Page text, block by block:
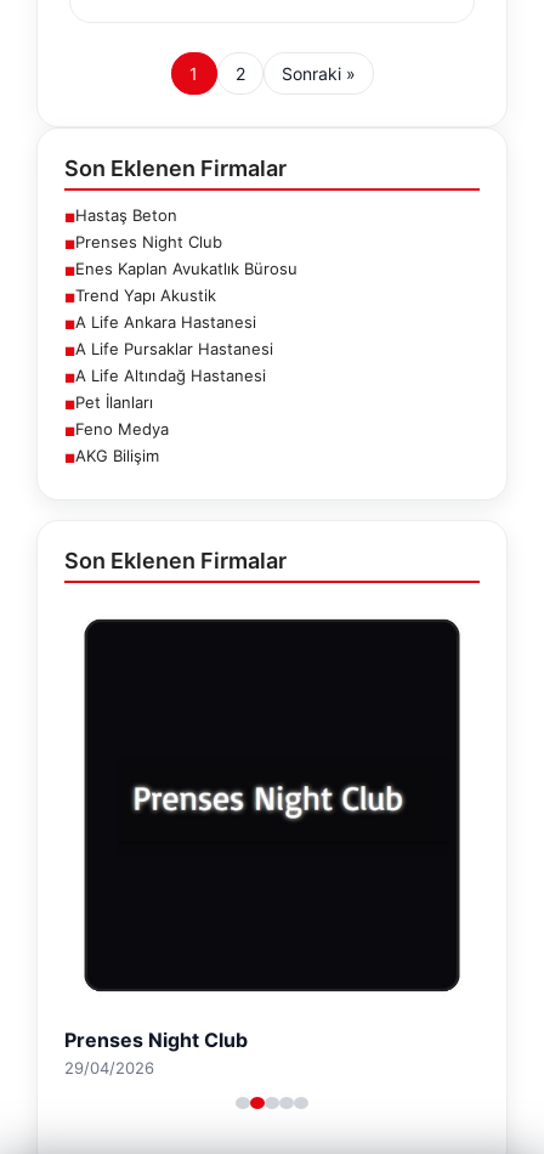
1 2 Sonraki »
Son Eklenen Firmalar
■Hastaş Beton
■Prenses Night Club
■Enes Kaplan Avukatlık Bürosu
■Trend Yapı Akustik
■A Life Ankara Hastanesi
■A Life Pursaklar Hastanesi
■A Life Altındağ Hastanesi
■Pet İlanları
■Feno Medya
■AKG Bilişim
Son Eklenen Firmalar
Prenses Night Club
29/04/2026